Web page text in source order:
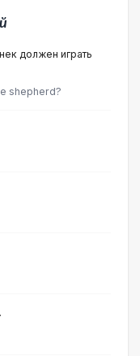
должен играть
shepherd?